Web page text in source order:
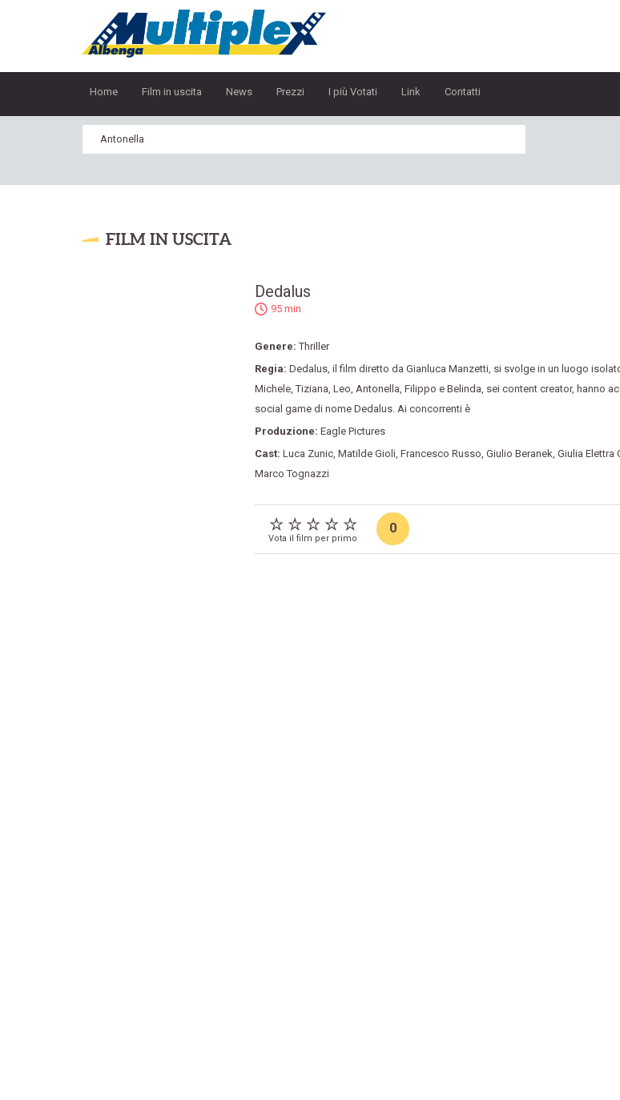
Home Film in uscita News Prezzi I più Votati Link Contatti
FILM IN USCITA
Dedalus
95 min
Genere:Thriller
Regia: Dedalus, il film diretto da Gianluca Manzetti, si svolge in un luogo
Michele,Tiziana, Leo, Antonella, Filippo e Belinda, sei content creator, hanno
social game di nome Dedalus. Ai concorrenti è
Produzione: Eagle Pictures
Cast: Luca Zunic, Matilde Gioli, Francesco Russo, Giulio Beranek, Giulia Elettra
Marco Tognazzi
Vota il film per primo
0